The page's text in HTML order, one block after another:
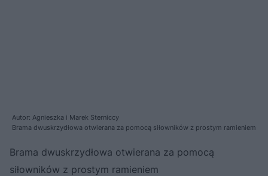
Autor: Agnieszka i Marek Sterniccy
Brama dwuskrzydłowa otwierana za pomocą siłowników z prostym ramieniem
Brama dwuskrzydłowa otwierana za pomocą
siłowników z prostym ramieniem